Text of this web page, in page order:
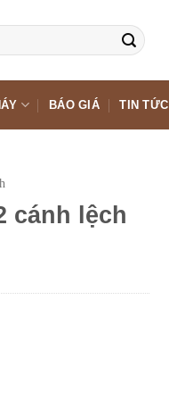
BÁO GIÁ TIN TỨC
cánh lệch